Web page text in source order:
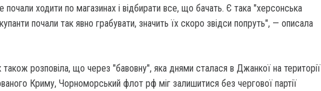
почали ходити по магазинах і відбирати все, що бачать. Є така "херсонська
почали так явно грабувати, значить їх скоро звідси попруть", — описала
також розповіла, що через "бавовну", яка днями сталася в Джанкої на території
Криму, Чорноморський флот рф міг залишитися без чергової партії